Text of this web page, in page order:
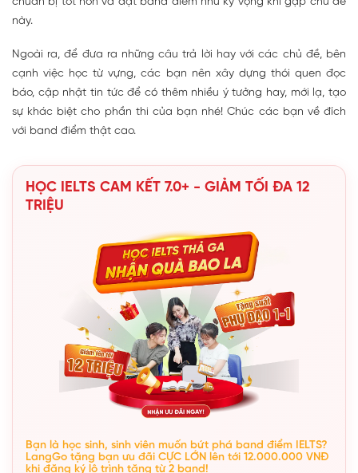
này.
Ngoài ra, để đưa ra những câu trả lời hay với các chủ đề, bên
cạnh việc học từ vựng, các bạn nên xây dựng thói quen đọc
báo, cập nhật tin tức để có thêm nhiều ý tưởng hay, mới lạ, tạo
sự khác biệt cho phần thi của bạn nhé! Chúc các bạn về đích
với band điểm thật cao.
HỌC IELTS CAM KẾT 7.0+ - GIẢM TỐI ĐA 12
TRIỆU
Bạn là học sinh, sinh viên muốn bứt phá band điểm IELTS?
LangGo tặng bạn ưu đãi CỰC LỚN lên tới 12.000.000 VNĐ
khi đăng ký lộ trình tăng từ 2 band!